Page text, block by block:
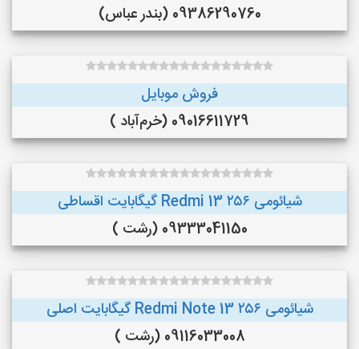
09386290760 (بندر عباس)
فروش موبایل
09016611729 (خرم‌آباد )
شیائومی Redmi 13 ۲۵۶ گیگابایت اقساطی
09333041150 (رشت )
شیائومی Redmi Note 13 ۲۵۶ گیگابایت اصلی
09116033008 (رشت )